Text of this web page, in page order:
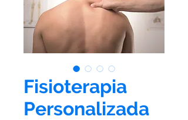
Fisioterapia
Personalizada